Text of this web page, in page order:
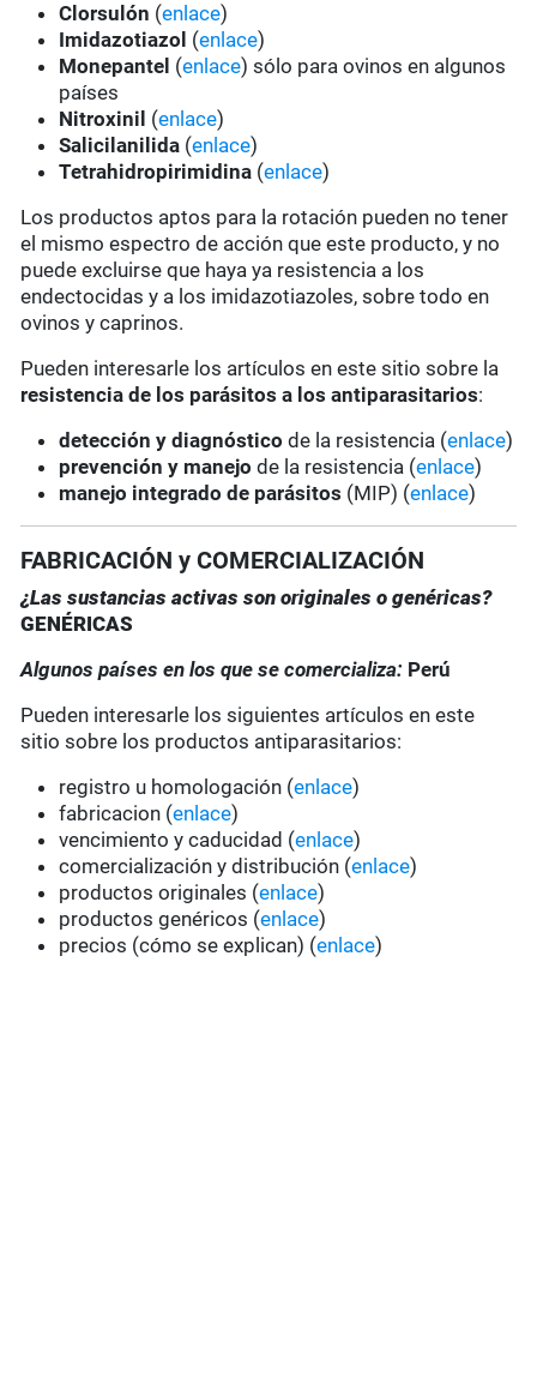
Clorsulón (enlace)
Imidazotiazol (enlace)
Monepantel (enlace) sólo para ovinos en algunos
países
Nitroxinil (enlace)
Salicilanilida (enlace)
Tetrahidropirimidina (enlace)
Los productos aptos para la rotación pueden no tener
el mismo espectro de acción que este producto, y no
puede excluirse que haya ya resistencia a los
endectocidas y a los imidazotiazoles, sobre todo en
ovinos y caprinos.
Pueden interesarle los artículos en este sitio sobre la
resistencia de los parásitos a los antiparasitarios:
detección y diagnóstico de la resistencia (enlace)
prevención y manejo de la resistencia (enlace)
manejo integrado de parásitos (MIP) (enlace)
FABRICACIÓN y COMERCIALIZACIÓN
¿Las sustancias activas son originales o genéricas?
GENÉRICAS
Algunos países en los que se comercializa: Perú
Pueden interesarle los siguientes artículos en este
sitio sobre los productos antiparasitarios:
registro u homologación (enlace)
fabricacion (enlace)
vencimiento y caducidad (enlace)
comercialización y distribución (enlace)
productos originales (enlace)
productos genéricos (enlace)
precios (cómo se explican) (enlace)